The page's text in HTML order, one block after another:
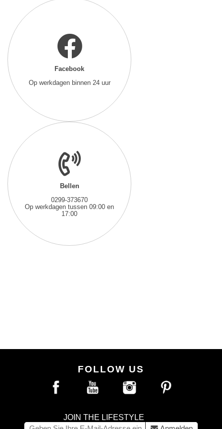
Facebook
Op werkdagen binnen 24 uur
Bellen
0299-373670
Op werkdagen tussen 09:00 en
17:00
FOLLOW US
JOIN THE LIFESTYLE